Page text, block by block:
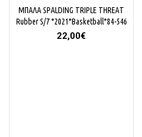
ΜΠΑΛΑ SPALDING TRIPLE THREAT
Rubber S/7 *2021*Basketball*84-546
22,00€